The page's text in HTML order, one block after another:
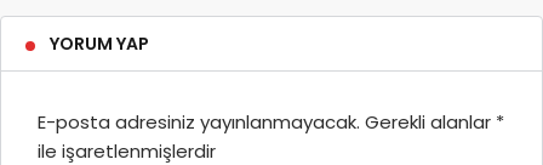
YORUM YAP
E-posta adresiniz yayınlanmayacak. Gerekli alanlar *
ile işaretlenmişlerdir